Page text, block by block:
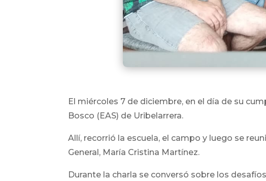
El miércoles 7 de diciembre, en el día de su
Bosco (EAS) de Uribelarrera.
Allí, recorrió la escuela, el campo y luego se
General, María Cristina Martínez.
Durante la charla se conversó sobre los